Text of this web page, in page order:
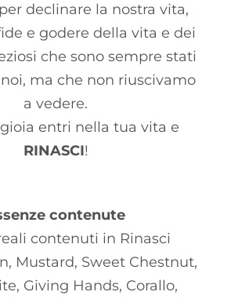
declinare la nostra vita,
e godere della vita e dei
che sono sempre stati
ma che non riuscivamo
a vedere.
entri nella tua vita e
RINASCI!
contenute
contenuti in Rinasci
Mustard, Sweet Chestnut,
Giving Hands, Corallo,